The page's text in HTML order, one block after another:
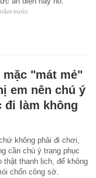
trước
mặc "mát mẻ"
em nên chú ý
đi làm không
không phải đi chơi,
cần chú ý trang phục
thật thanh lịch, để không
chốn công sở.